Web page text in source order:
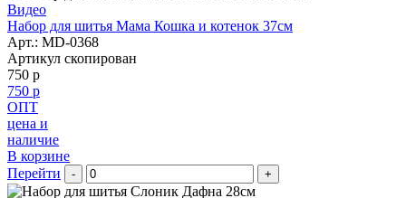
Видео
Набор для шитья Мама Кошка и котенок 37см
Арт.: MD-0368
Артикул скопирован
750 р
750 р
ОПТ
цена и
наличие
В корзине
Перейти
- +